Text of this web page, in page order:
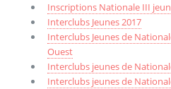
Inscriptions Nationale III
Interclubs Jeunes 2017
Interclubs Jeunes de
Ouest
Interclubs jeunes de
Interclubs jeunes de